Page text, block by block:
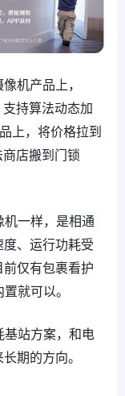
机产品上，
持算法动态加
上，将价格拉到
店搬到门锁
一样，是相通
、运行功耗受
仅有包裹看护
就可以。
基站方案，和电
期的方向。